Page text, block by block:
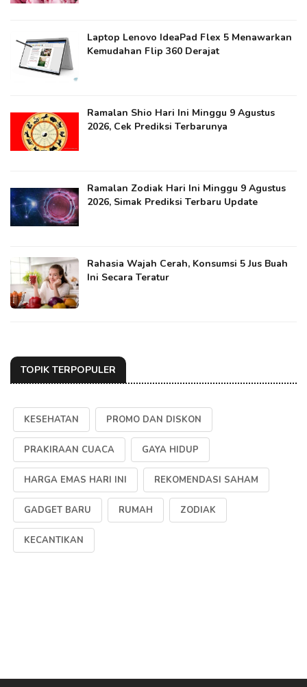
Laptop Lenovo IdeaPad Flex 5 Menawarkan
Kemudahan Flip 360 Derajat
Ramalan Shio Hari Ini Minggu 9 Agustus
2026, Cek Prediksi Terbarunya
Ramalan Zodiak Hari Ini Minggu 9 Agustus
2026, Simak Prediksi Terbaru Update
Rahasia Wajah Cerah, Konsumsi 5 Jus Buah
Ini Secara Teratur
TOPIK TERPOPULER
KESEHATAN PROMO DAN DISKON
PRAKIRAAN CUACA GAYA HIDUP
HARGA EMAS HARI INI REKOMENDASI SAHAM
GADGET BARU RUMAH ZODIAK
KECANTIKAN